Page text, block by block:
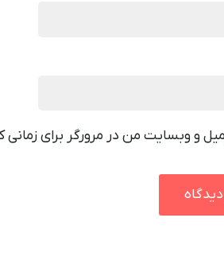
و وبسایت من در مرورگر برای